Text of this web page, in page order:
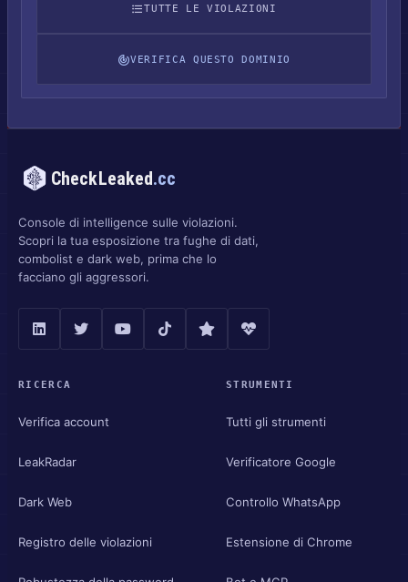
TUTTE LE VIOLAZIONI
VERIFICA QUESTO DOMINIO
CheckLeaked.cc
Console di intelligence sulle violazioni.
Scopri la tua esposizione tra fughe di dati,
combolist e dark web, prima che lo
facciano gli aggressori.
RICERCA
Verifica account
LeakRadar
Dark Web
Registro delle violazioni
STRUMENTI
Tutti gli strumenti
Verificatore Google
Controllo WhatsApp
Estensione di Chrome